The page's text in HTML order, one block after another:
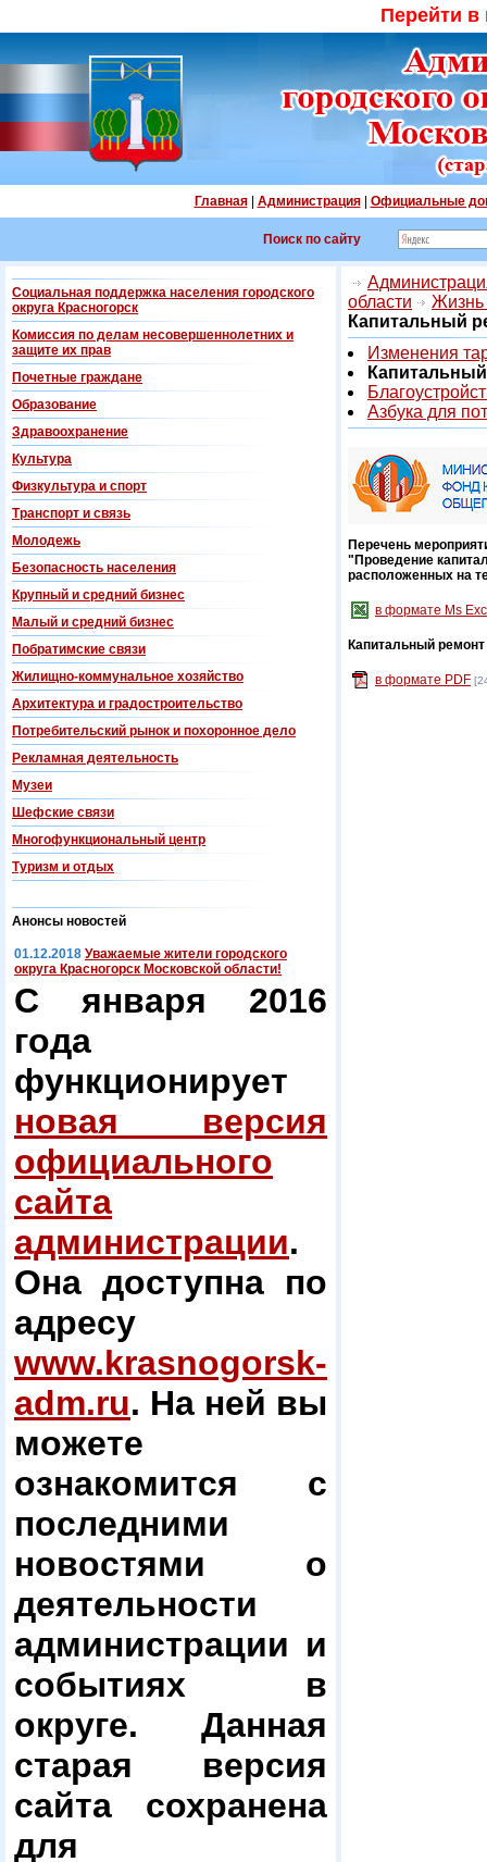
Перейти
Главная| Администрация| Официальные
Поиск по сайту
Социальная поддержка населения городского
округа Красногорск
Комиссия по делам несовершеннолетних и
защите их прав
Почетные граждане
Образование
Здравоохранение
Культура
Физкультура и спорт
Транспорт и связь
Молодежь
Безопасность населения
Крупный и средний бизнес
Малый и средний бизнес
Побратимские связи
Жилищно-коммунальное хозяйство
Архитектура и градостроительство
Потребительский рынок и похоронное дело
Рекламная деятельность
Музеи
Шефские связи
Многофункциональный центр
Туризм и отдых
Анонсы новостей
01.12.2018 Уважаемые жители городского
округа Красногорск Московской области!
С января 2016
года
функционирует
новая версия
официального
сайта
администрации.
Она доступна по
адресу
www.krasnogorsk-
adm.ru. На ней вы
можете
ознакомится с
последними
новостями о
деятельности
администрации и
событиях в
округе. Данная
старая версия
сайта сохранена
для
области
Жизнь
Капитальный
Изменения
Азбука для
Перечень
"Проведение
расположенных на
в формате Ms
Капитальный
в формате PDF